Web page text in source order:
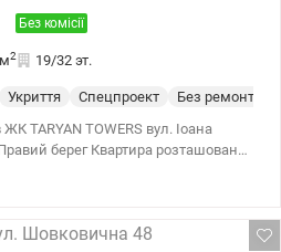
Без комісії
м2 19/32 эт.
Укриття Спецпроект
Без ремонта
TARYAN TOWERS вул. Іоана
берег Квартира розташована
для вашого абсолютного комфорту